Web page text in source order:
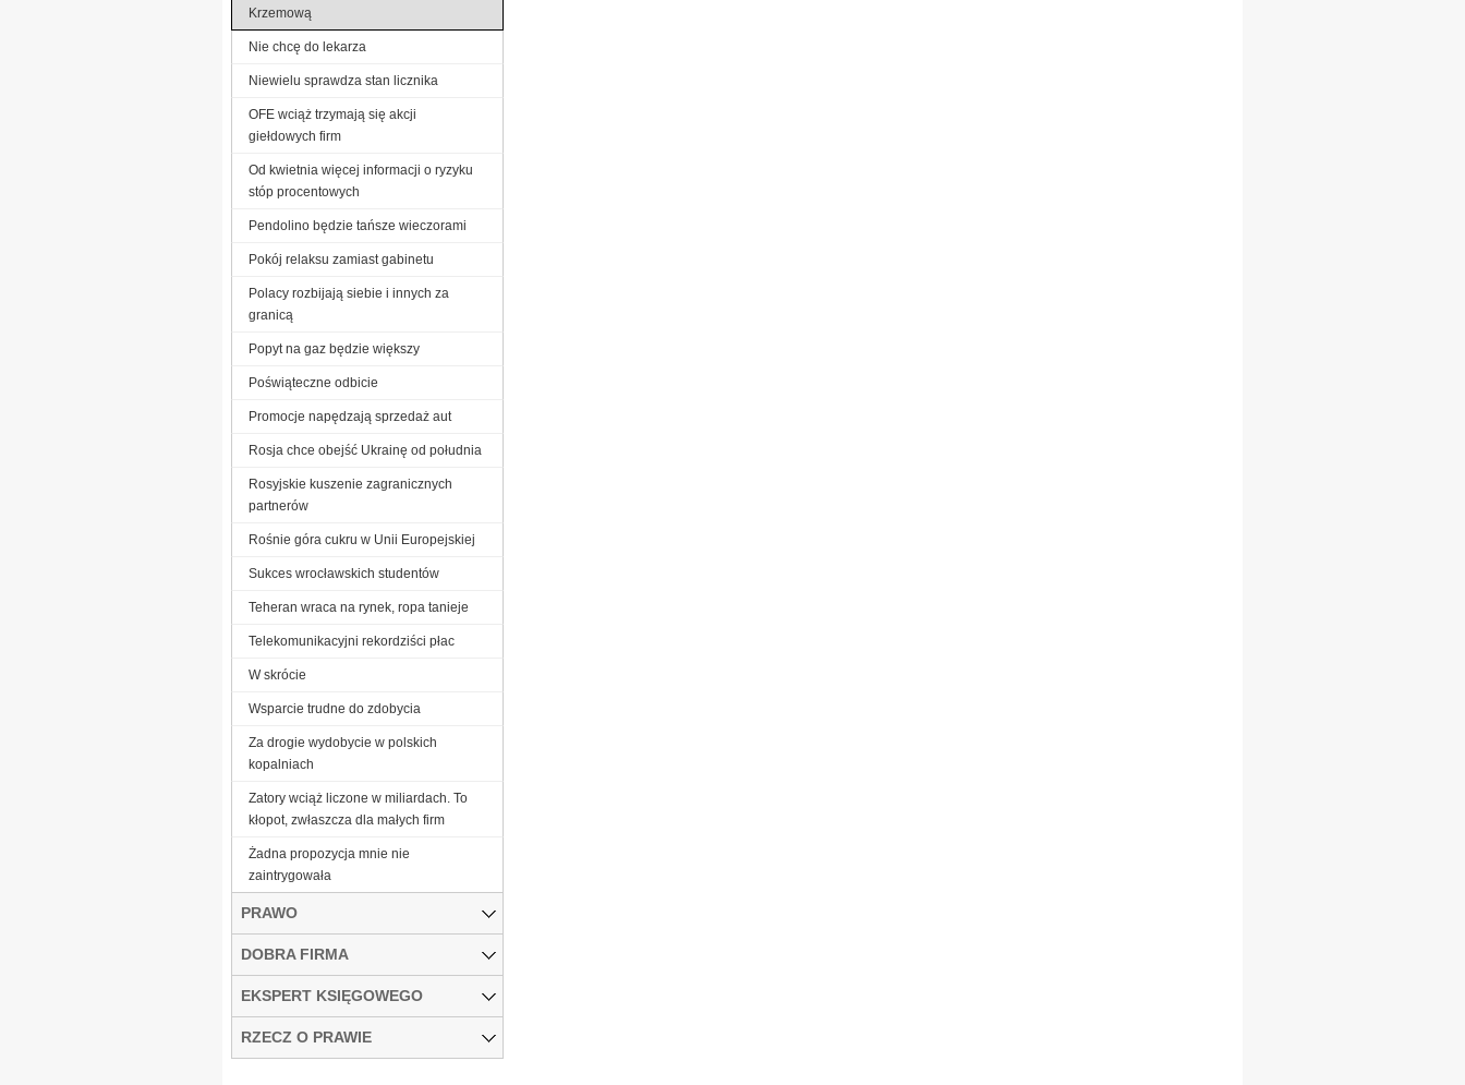
Krzemową
Nie chcę do lekarza
Niewielu sprawdza stan licznika
OFE wciąż trzymają się akcji
giełdowych firm
Od kwietnia więcej informacji o ryzyku
stóp procentowych
Pendolino będzie tańsze wieczorami
Pokój relaksu zamiast gabinetu
Polacy rozbijają siebie i innych za
granicą
Popyt na gaz będzie większy
Poświąteczne odbicie
Promocje napędzają sprzedaż aut
Rosja chce obejść Ukrainę od południa
Rosyjskie kuszenie zagranicznych
partnerów
Rośnie góra cukru w Unii Europejskiej
Sukces wrocławskich studentów
Teheran wraca na rynek, ropa tanieje
Telekomunikacyjni rekordziści płac
W skrócie
Wsparcie trudne do zdobycia
Za drogie wydobycie w polskich
kopalniach
Zatory wciąż liczone w miliardach. To
kłopot, zwłaszcza dla małych firm
Żadna propozycja mnie nie
zaintrygowała
PRAWO
DOBRA FIRMA
EKSPERT KSIĘGOWEGO
RZECZ O PRAWIE